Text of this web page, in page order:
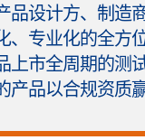
品设计方、制造
、专业化的全方
上市全周期的测
产品以合规资质